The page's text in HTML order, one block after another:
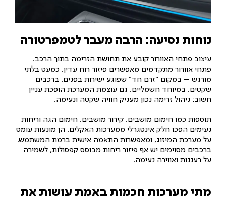
נוחות נסיעה: הרבה מעבר לטמפרטורה
עיצוב פתחי האוורור קובע את תחושת הזרימה בתוך הרכב.
פתחי אוורור מתקדמים מאפשרים פיזור רוח עדין, כמעט בלתי
מורגש – במקום “זרם חד” שפוגע ישירות בפנים. ברכבים
שקטים, במיוחד חשמליים, גם עוצמת המערכת הופכת עניין
חשוב: ניהול זרימה נכון מעניק חוויה שקטה ונעימה.
תוספות כמו חימום מושבים, קירור מושבים, חימום הגה וריחות
נעימים הפכו חלק אינטגרלי ממערכות האקלים. הן מונעות עומס
על מערכת המיזוג, ומאפשרות התאמה אישית ברמת המשתמש.
ברכבים מסוימים יש אף פיזור ריחות מבוסס קפסולות, לשמירה
על רעננות ואווירה נעימה.
מתי מערכות חכמות באמת עושות את